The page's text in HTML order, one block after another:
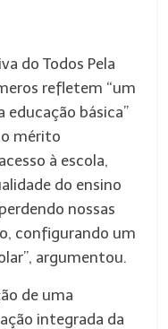
do Todos Pela
refletem “um
educação básica”
o mérito
à escola,
do ensino
nossas
configurando um
argumentou.
de uma
integrada da